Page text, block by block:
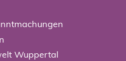
Wuppertal